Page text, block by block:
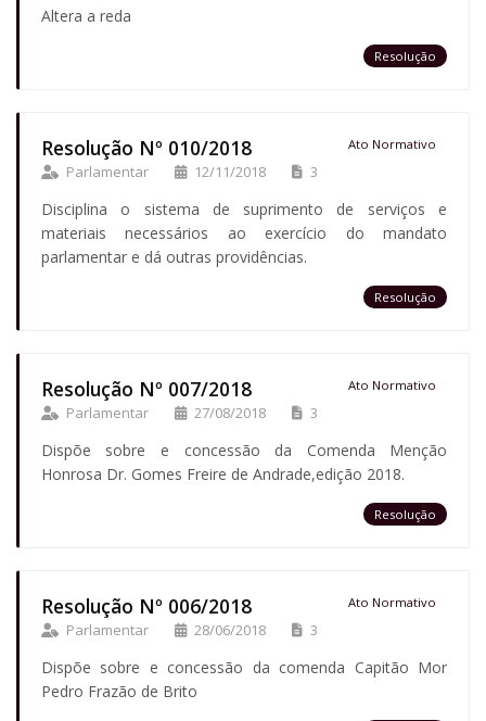
Altera a reda
Resolução
Resolução Nº 010/2018 Ato Normativo
Parlamentar 12/11/2018 3
Disciplina o sistema de suprimento de serviços e
materiais necessários ao exercício do mandato
parlamentar e dá outras providências.
Resolução
Resolução Nº 007/2018 Ato Normativo
Parlamentar 27/08/2018 3
Dispõe sobre e concessão da Comenda Menção
Honrosa Dr. Gomes Freire de Andrade,edição 2018.
Resolução
Resolução Nº 006/2018 Ato Normativo
Parlamentar 28/06/2018 3
Dispõe sobre e concessão da comenda Capitão Mor
Pedro Frazão de Brito